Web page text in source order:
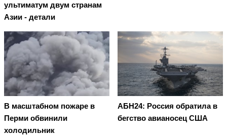
ультиматум двум странам
Азии - детали
В масштабном пожаре в
Перми обвинили
холодильник
АБН24: Россия обратила в
бегство авианосец США